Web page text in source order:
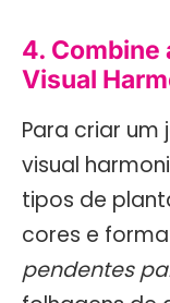
4. Combine
Visual
Para criar
visual
tipos de
cores e
pendentes